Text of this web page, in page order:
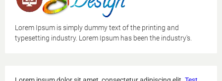
Lorem Ipsum is simply dummy text of the printing and
typesetting industry. Lorem Ipsum has been the industry's.